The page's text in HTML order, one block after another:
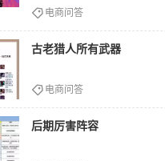
电商问答
古老猎人所有武器
电商问答
后期厉害阵容